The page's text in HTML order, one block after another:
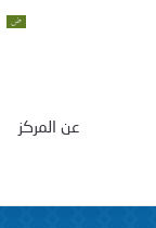
عن المركز